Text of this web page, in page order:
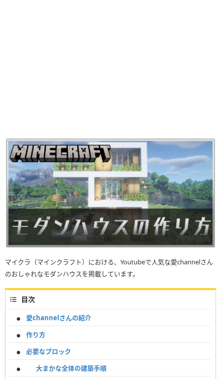
マイクラ（マインクラフト）における、Youtubeで人気な愛channelさん
のおしゃれなモダンハウスを掲載しています。
目次
愛channelさんの紹介
作り方
必要なブロック
大まかな全体の建築手順